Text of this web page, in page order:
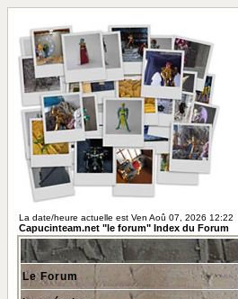
La date/heure actuelle est Ven Aoû 07, 2026 12:22
Capucinteam.net "le forum" Index du Forum
Le Forum